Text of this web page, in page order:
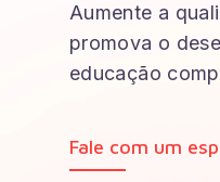
Aumente a
promova o
educação
Fale com um